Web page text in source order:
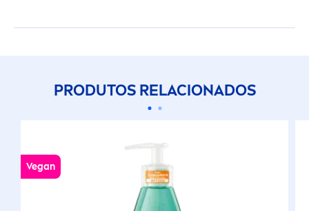
PRODUTOS RELACIONADOS
Vegan